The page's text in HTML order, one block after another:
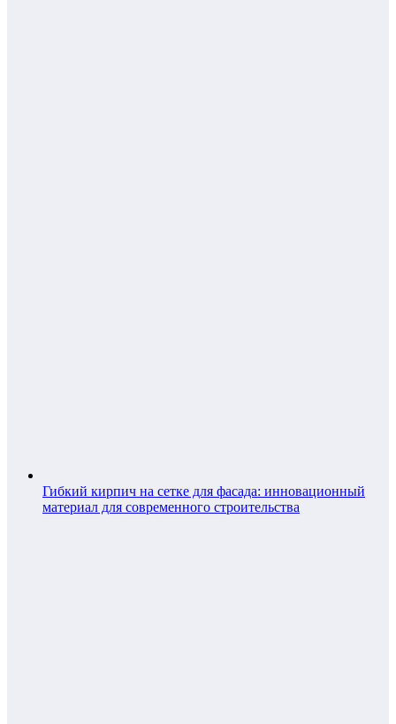
Гибкий кирпич на сетке для фасада: инновационный
материал для современного строительства